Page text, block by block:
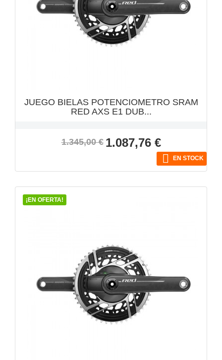
JUEGO BIELAS POTENCIOMETRO SRAM
RED AXS E1 DUB...
Precio
1.345,00 € Precio
1.087,76 €
 EN STOCK
¡EN OFERTA!
VISTA RÁPIDA
VISTA RÁPIDA